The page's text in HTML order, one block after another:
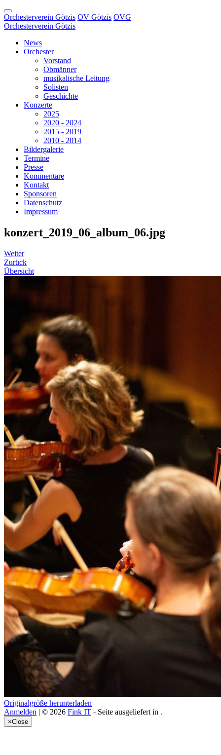
Orchesterverein Götzis OV Götzis OVG
Orchesterverein Götzis
News
Orchester
Vorstand
Obmänner
musikalische Leitung
Solisten
Geschichte
Konzerte
2025
2020 - 2024
2015 - 2019
2010 - 2014
Bildergalerie
Termine
Presse
Kommentare
Kontakt
Sponsoren
Datenschutz
Impressum
konzert_2019_06_album_06.jpg
Weiter
Zurück
Übersicht
Originalgröße herunterladen
Anmelden | © 2026 Fink IT - Seite ausgeliefert in .
×Close